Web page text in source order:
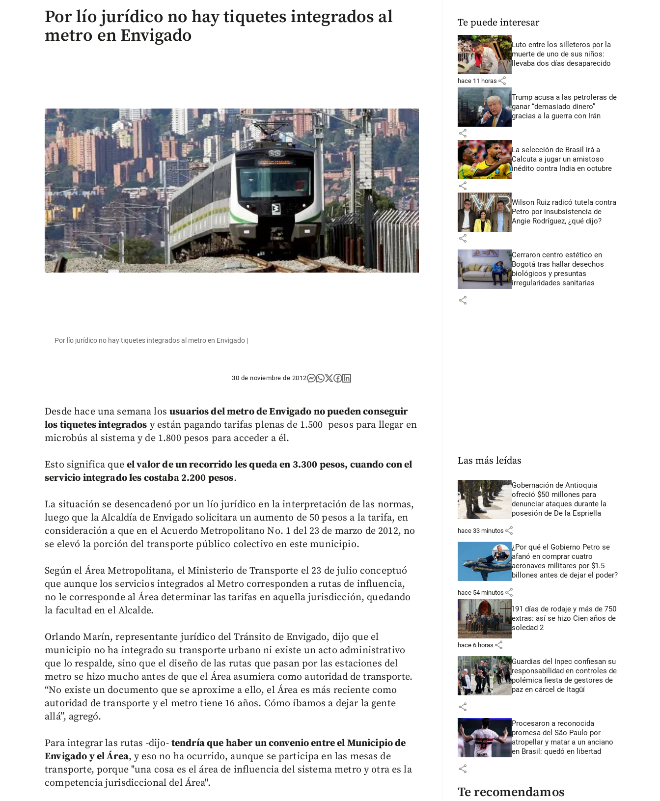
Por lío jurídico no hay tiquetes integrados al
metro en Envigado
Por lío jurídico no hay tiquetes integrados al metro en Envigado |
30 de noviembre de 2012
Desde hace una semana losusuarios del metro de Envigado no pueden conseguir
los tiquetes integrados y están pagando tarifas plenas de 1.500 pesos para llegar en
microbús al sistema y de 1.800 pesos para acceder a él.
Esto significa queel valor de un recorrido les queda en 3.300 pesos, cuando con el
servicio integrado les costaba 2.200 pesos.
La situación se desencadenó por un lío jurídico en la interpretación de las normas,
luego que la Alcaldía de Envigado solicitara un aumento de 50 pesos a la tarifa, en
consideración a que en el Acuerdo Metropolitano No. 1 del 23 de marzo de 2012, no
se elevó la porción del transporte público colectivo en este municipio.
Según el Área Metropolitana, el Ministerio de Transporte el 23 de julio conceptuó
que aunque los servicios integrados al Metro corresponden a rutas de influencia,
no le corresponde al Área determinar las tarifas en aquella jurisdicción, quedando
la facultad en el Alcalde.
Orlando Marín, representante jurídico del Tránsito de Envigado, dijo que el
municipio no ha integrado su transporte urbano ni existe un acto administrativo
que lo respalde, sino que el diseño de las rutas que pasan por las estaciones del
metro se hizo mucho antes de que el Área asumiera como autoridad de transporte.
“No existe un documento que se aproxime a ello, el Área es más reciente como
autoridad de transporte y el metro tiene 16 años. Cómo íbamos a dejar la gente
allá”, agregó.
Para integrar las rutas -dijo- tendría que haber un convenio entre el Municipio de
Envigado y el Área, y eso no ha ocurrido, aunque se participa en las mesas de
transporte, porque "una cosa es el área de influencia del sistema metro y otra es la
competencia jurisdiccional del Área".
Te puede interesar
Luto entre los silleteros por la
muerte de uno de sus niños:
llevaba dos días desaparecido
hace 11 horas share
Trump acusa a las petroleras de
ganar “demasiado dinero”
gracias a la guerra con Irán
share
La selección de Brasil irá a
Calcuta a jugar un amistoso
inédito contra India en octubre
share
Wilson Ruiz radicó tutela contra
Petro por insubsistencia de
Angie Rodríguez, ¿qué dijo?
share
Cerraron centro estético en
Bogotá tras hallar desechos
biológicos y presuntas
irregularidades sanitarias
share
Las más leídas
Gobernación de Antioquia
ofreció $50 millones para
denunciar ataques durante la
posesión de De la Espriella
hace 33 minutos share
¿Por qué el Gobierno Petro se
afanó en comprar cuatro
aeronaves militares por $1.5
billones antes de dejar el poder?
hace 54 minutos share
191 días de rodaje y más de 750
extras: así se hizo Cien años de
soledad 2
hace 6 horas share
Guardias del Inpec confiesan su
responsabilidad en controles de
polémica fiesta de gestores de
paz en cárcel de Itagüí
share
Procesaron a reconocida
promesa del São Paulo por
atropellar y matar a un anciano
en Brasil: quedó en libertad
share
Te recomendamos